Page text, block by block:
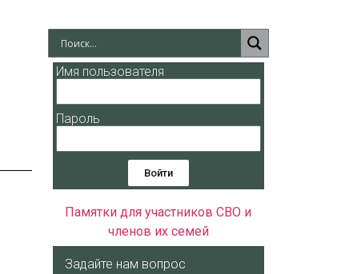
Имя пользователя
Пароль
Войти
Памятки для участников СВО и
членов их семей
Задайте нам вопрос